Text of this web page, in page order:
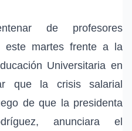
de profesores
este martes frente a la
Universitaria en
que la crisis salarial
de que la presidenta
, anunciara el